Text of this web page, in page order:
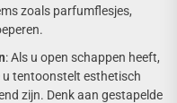
zoals parfumflesjes,
: Als u open schappen heeft,
u tentoonstelt esthetisch
zijn. Denk aan gestapelde